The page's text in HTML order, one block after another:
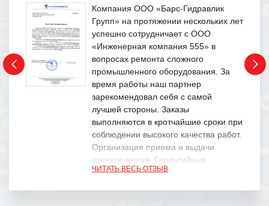
Компания ООО «Барс-Гидравлик
Групп» на протяжении нескольких лет
успешно сотрудничает с ООО
«Инженерная компания 555» в
вопросах ремонта сложного
промышленного оборудования. За
время работы наш партнер
зарекомендовал себя с самой
лучшей стороны. Заказы
выполняются в кротчайшие сроки при
соблюдении высокого качества работ.
Организация приема и выдачи
заказов четкая. Гарантийные
обязательства выполняются в
ЧИТАТЬ ВЕСЬ ОТЗЫВ